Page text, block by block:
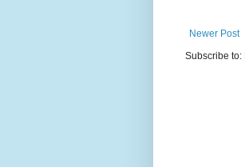
Newer Post
Subscribe to: